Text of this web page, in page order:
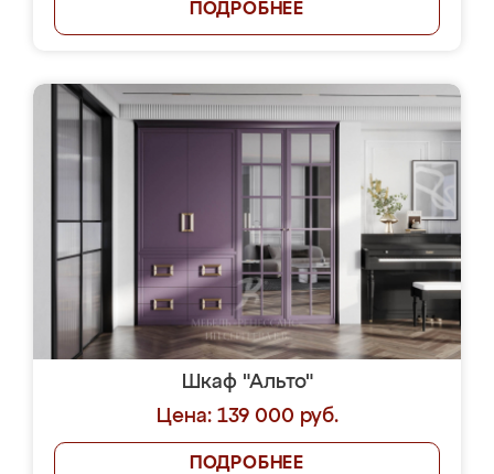
ПОДРОБНЕЕ
Шкаф "Альто"
Цена: 139 000 руб.
ПОДРОБНЕЕ